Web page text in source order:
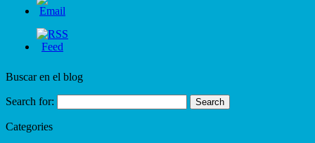
Buscar en el blog
Search for:
Categories